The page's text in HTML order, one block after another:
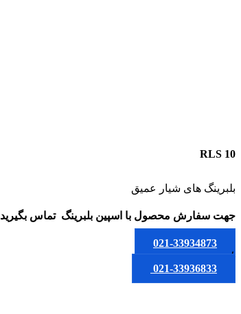
RLS 10
بلبرینگ های شیار عمیق
جهت سفارش محصول با اسپین بلبرینگ تماس بگیرید
021-33934873
یا
021-33936833